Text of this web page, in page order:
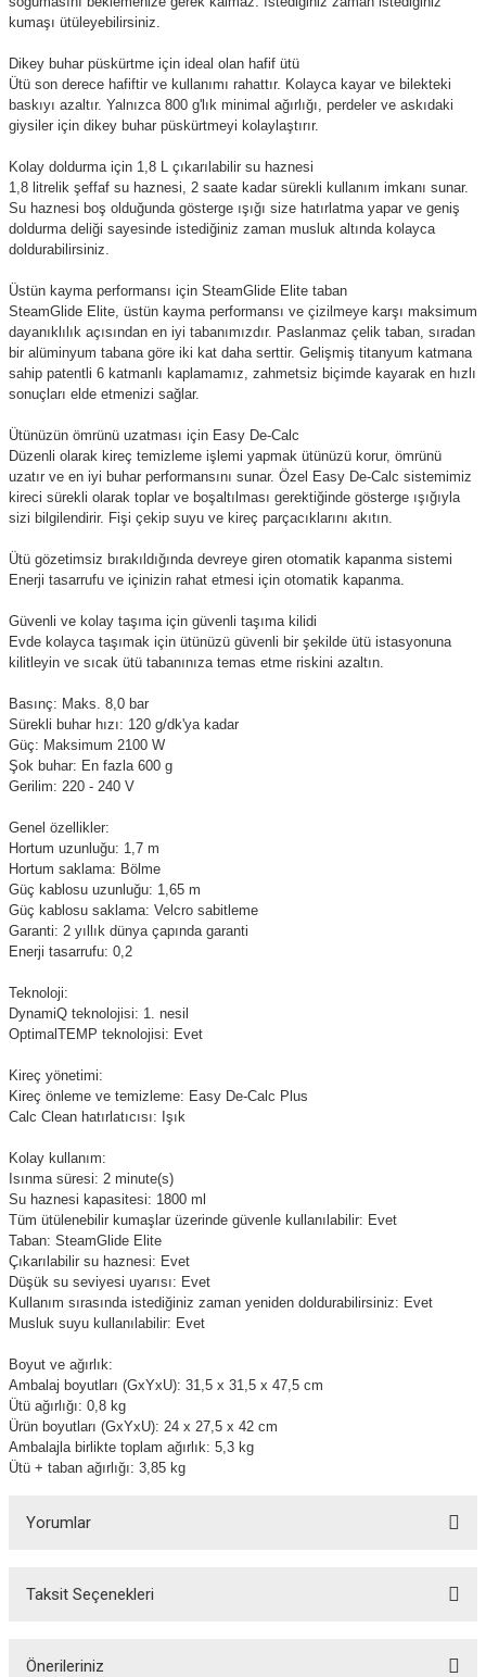
kumaşı ütüleyebilirsiniz.
Dikey buhar püskürtme için ideal olan hafif ütü
Ütü son derece hafiftir ve kullanımı rahattır. Kolayca kayar ve bilekteki
baskıyı azaltır. Yalnızca 800 g'lık minimal ağırlığı, perdeler ve askıdaki
giysiler için dikey buhar püskürtmeyi kolaylaştırır.
Kolay doldurma için 1,8 L çıkarılabilir su haznesi
1,8 litrelik şeffaf su haznesi, 2 saate kadar sürekli kullanım imkanı sunar.
Su haznesi boş olduğunda gösterge ışığı size hatırlatma yapar ve geniş
doldurma deliği sayesinde istediğiniz zaman musluk altında kolayca
doldurabilirsiniz.
Üstün kayma performansı için SteamGlide Elite taban
SteamGlide Elite, üstün kayma performansı ve çizilmeye karşı maksimum
dayanıklılık açısından en iyi tabanımızdır. Paslanmaz çelik taban, sıradan
bir alüminyum tabana göre iki kat daha serttir. Gelişmiş titanyum katmana
sahip patentli 6 katmanlı kaplamamız, zahmetsiz biçimde kayarak en hızlı
sonuçları elde etmenizi sağlar.
Ütünüzün ömrünü uzatması için Easy De-Calc
Düzenli olarak kireç temizleme işlemi yapmak ütünüzü korur, ömrünü
uzatır ve en iyi buhar performansını sunar. Özel Easy De-Calc sistemimiz
kireci sürekli olarak toplar ve boşaltılması gerektiğinde gösterge ışığıyla
sizi bilgilendirir. Fişi çekip suyu ve kireç parçacıklarını akıtın.
Ütü gözetimsiz bırakıldığında devreye giren otomatik kapanma sistemi
Enerji tasarrufu ve içinizin rahat etmesi için otomatik kapanma.
Güvenli ve kolay taşıma için güvenli taşıma kilidi
Evde kolayca taşımak için ütünüzü güvenli bir şekilde ütü istasyonuna
kilitleyin ve sıcak ütü tabanınıza temas etme riskini azaltın.
Basınç: Maks. 8,0 bar
Sürekli buhar hızı: 120 g/dk'ya kadar
Güç: Maksimum 2100 W
Şok buhar: En fazla 600 g
Gerilim: 220 - 240 V
Genel özellikler:
Hortum uzunluğu: 1,7 m
Hortum saklama: Bölme
Güç kablosu uzunluğu: 1,65 m
Güç kablosu saklama: Velcro sabitleme
Garanti: 2 yıllık dünya çapında garanti
Enerji tasarrufu: 0,2
Teknoloji:
DynamiQ teknolojisi: 1. nesil
OptimalTEMP teknolojisi: Evet
Kireç yönetimi:
Kireç önleme ve temizleme: Easy De-Calc Plus
Calc Clean hatırlatıcısı: Işık
Kolay kullanım:
Isınma süresi: 2 minute(s)
Su haznesi kapasitesi: 1800 ml
Tüm ütülenebilir kumaşlar üzerinde güvenle kullanılabilir: Evet
Taban: SteamGlide Elite
Çıkarılabilir su haznesi: Evet
Düşük su seviyesi uyarısı: Evet
Kullanım sırasında istediğiniz zaman yeniden doldurabilirsiniz: Evet
Musluk suyu kullanılabilir: Evet
Boyut ve ağırlık:
Ambalaj boyutları (GxYxU): 31,5 x 31,5 x 47,5 cm
Ütü ağırlığı: 0,8 kg
Ürün boyutları (GxYxU): 24 x 27,5 x 42 cm
Ambalajla birlikte toplam ağırlık: 5,3 kg
Ütü + taban ağırlığı: 3,85 kg
Yorumlar
Taksit Seçenekleri
Önerileriniz